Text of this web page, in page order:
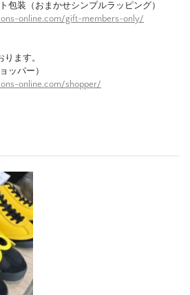
包装（おまかせシンプルラッピング）
online.com/gift-members-only/
ます。
ッパー）
online.com/shopper/